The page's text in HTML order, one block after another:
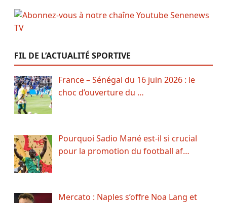
FIL DE L’ACTUALITÉ SPORTIVE
France – Sénégal du 16 juin 2026 : le
choc d’ouverture du …
Pourquoi Sadio Mané est-il si crucial
pour la promotion du football af…
Mercato : Naples s’offre Noa Lang et